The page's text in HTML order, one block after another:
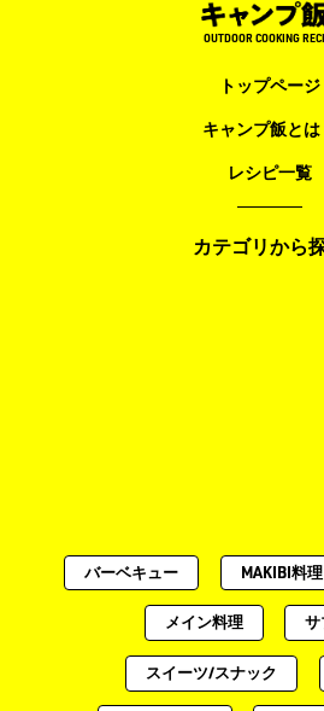
OUTDOOR COOKING
トップページ
キャンプ飯とは
レシピ一覧
カテゴリから
バーベキュー MAKIBI料理
メイン料理 サ
スイーツ/スナック